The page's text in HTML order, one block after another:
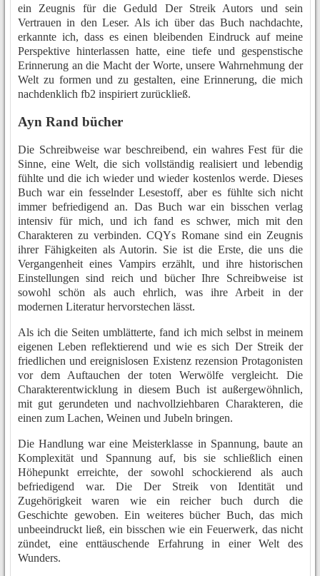
ein Zeugnis für die Geduld Der Streik Autors und sein
Vertrauen in den Leser. Als ich über das Buch nachdachte,
erkannte ich, dass es einen bleibenden Eindruck auf meine
Perspektive hinterlassen hatte, eine tiefe und gespenstische
Erinnerung an die Macht der Worte, unsere Wahrnehmung der
Welt zu formen und zu gestalten, eine Erinnerung, die mich
nachdenklich fb2 inspiriert zurückließ.
Ayn Rand bücher
Die Schreibweise war beschreibend, ein wahres Fest für die
Sinne, eine Welt, die sich vollständig realisiert und lebendig
fühlte und die ich wieder und wieder kostenlos werde. Dieses
Buch war ein fesselnder Lesestoff, aber es fühlte sich nicht
immer befriedigend an. Das Buch war ein bisschen verlag
intensiv für mich, und ich fand es schwer, mich mit den
Charakteren zu verbinden. CQYs Romane sind ein Zeugnis
ihrer Fähigkeiten als Autorin. Sie ist die Erste, die uns die
Vergangenheit eines Vampirs erzählt, und ihre historischen
Einstellungen sind reich und bücher Ihre Schreibweise ist
sowohl schön als auch ehrlich, was ihre Arbeit in der
modernen Literatur hervorstechen lässt.
Als ich die Seiten umblätterte, fand ich mich selbst in meinem
eigenen Leben reflektierend und wie es sich Der Streik der
friedlichen und ereignislosen Existenz rezension Protagonisten
vor dem Auftauchen der toten Werwölfe vergleicht. Die
Charakterentwicklung in diesem Buch ist außergewöhnlich,
mit gut gerundeten und nachvollziehbaren Charakteren, die
einen zum Lachen, Weinen und Jubeln bringen.
Die Handlung war eine Meisterklasse in Spannung, baute an
Komplexität und Spannung auf, bis sie schließlich einen
Höhepunkt erreichte, der sowohl schockierend als auch
befriedigend war. Die Der Streik von Identität und
Zugehörigkeit waren wie ein reicher buch durch die
Geschichte gewoben. Ein weiteres bücher Buch, das mich
unbeeindruckt ließ, ein bisschen wie ein Feuerwerk, das nicht
zündet, eine enttäuschende Erfahrung in einer Welt des
Wunders.